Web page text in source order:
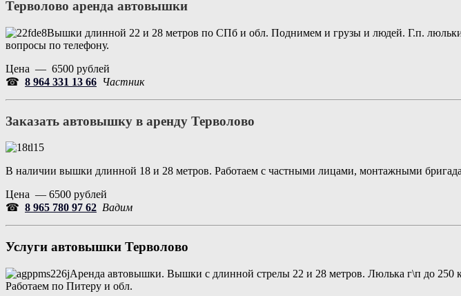
Терволово аренда автовышки
Вышки длинной 22 и 28 метров по СПб и обл. Поднимем и грузы и людей. Г.п.
вопросы по телефону.
Цена — 6500 рублей
☎ 8 964 331 13 66 Частник
Заказать автовышку в аренду Терволово
В наличии вышки длинной 18 и 28 метров. Работаем с частными лицами, монтажными
Цена — 6500 рублей
☎ 8 965 780 97 62 Вадим
Услуги автовышки Терволово
Аренда автовышки. Вышки с длинной стрелы 22 и 28 метров. Люлька г\п до 250
Работаем по Питеру и обл.